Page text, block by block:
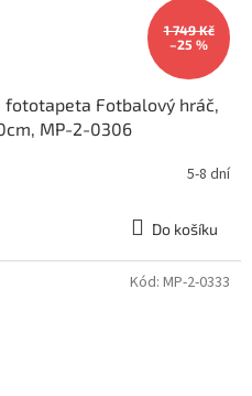
1 749 Kč
–25 %
Fotbalový hráč,
MP-2-0306
5-8 dní
Do košíku
Kód: MP-2-0333